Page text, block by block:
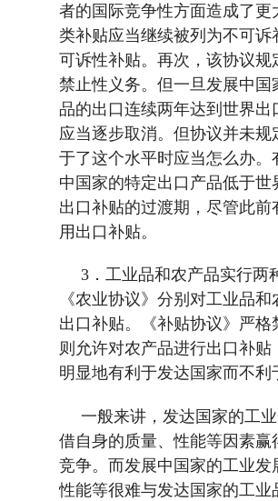
者的国际竞争性方面造成了
类补贴应当继续被列为不可
可诉性补贴。再次，该协议
禁止性义务。但一旦发展中
品的出口连续两年达到世界出
应当逐步取消。但协议并未
于了这个水平时应当怎么办
中国家的特定出口产品低于世
出口补贴的过渡期，尽管此
用出口补贴。
3 ．工业品和农产品实行
《农业协议》分别对工业品
出口补贴。《补贴协议》严
则允许对农产品进行出口补贴
明显地有利于发达国家而不利
一般来讲，发达国家的工
借自身的质量、性能等因素
竞争。而发展中国家的工业
性能等很难与发达国家的工